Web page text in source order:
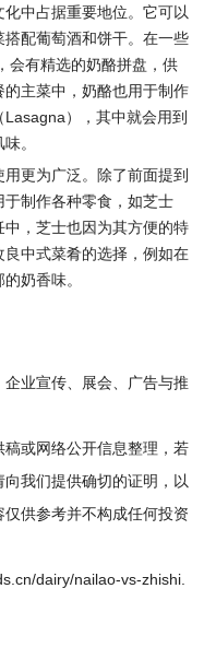
中占据重要地位。它可以
配葡萄酒和饼干。在一些
会有精选的奶酪拼盘，供
主菜中，奶酪也用于制作
），其中就会用到
。
更为广泛。除了前面提到
制作各种零食，如芝士
，芝士也因为其方便的特
中式菜肴的选择，例如在
奶香味。
业宣传、展会、广告与推
或网络公开信息整理，若
我们提供确切的证明，以
供参考并不构成任何投资
dairy/nailao-vs-zhishi.